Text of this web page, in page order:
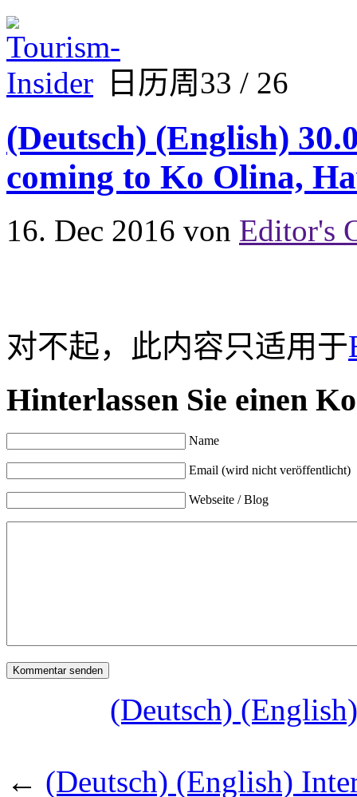
日历周33 / 26
(Deutsch) (English)
coming to Ko Olina,
16. Dec 2016 von Editor's
对不起，此内容只适用于
Hinterlassen Sie einen
Name
Email (wird nicht veröffentlicht)
Webseite / Blog
(Deutsch)
← (Deutsch) (English)